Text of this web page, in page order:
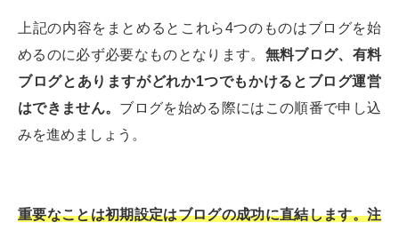
上記の内容をまとめるとこれら4つのものはブログを始
めるのに必ず必要なものとなります。 無料ブログ、有料
ブログとありますがどれか1つでもかけるとブログ運営
はできません。 ブログを始める際にはこの順番で申し込
みを進めましょう。
重要なことは初期設定はブログの成功に直結します。注